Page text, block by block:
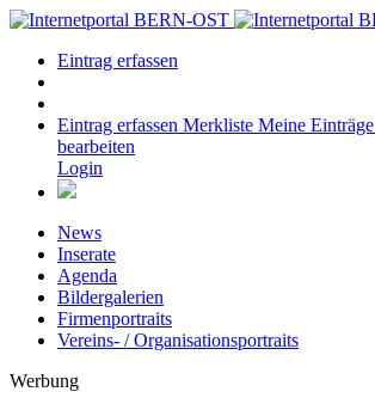
Eintrag erfassen
Eintrag erfassen Merkliste Meine Einträge
bearbeiten
Login
News
Inserate
Agenda
Bildergalerien
Firmenportraits
Vereins- / Organisationsportraits
Werbung